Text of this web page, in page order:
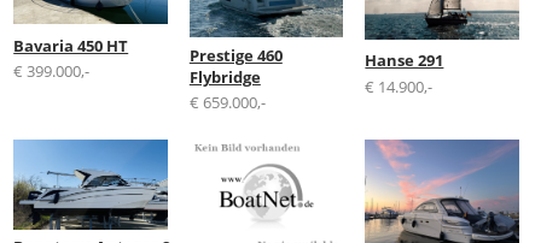
Bavaria 450 HT
€ 399.000,-
Prestige 460
Flybridge
€ 659.000,-
Hanse 291
€ 14.900,-